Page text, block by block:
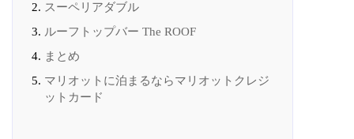
スーペリアダブル
ルーフトップバー The ROOF
まとめ
マリオットに泊まるならマリオットクレジ
ットカード